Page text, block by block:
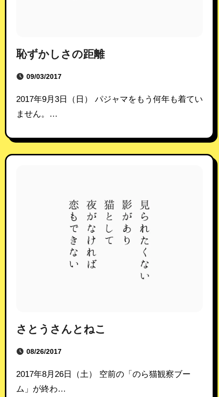
恥ずかしさの距離
09/03/2017
2017年9月3日（日） パジャマをもう何年も着てい
ません。…
さとうさんとねこ
08/26/2017
2017年8月26日（土） 空前の「のら猫観察ブー
ム」が終わ…